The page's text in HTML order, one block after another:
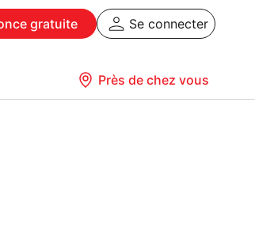
gratuite Se connecter
Près de chez vous